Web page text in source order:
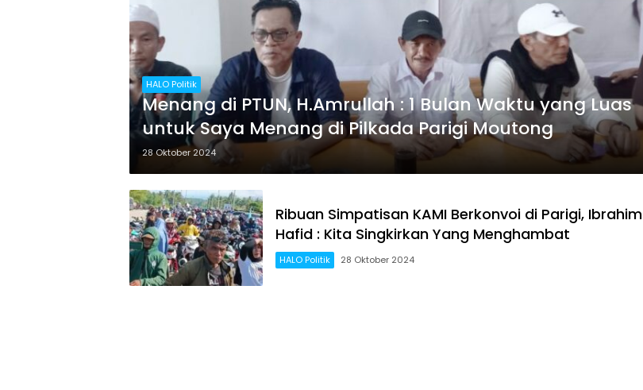
HALO Politik
Menang di PTUN, H.Amrullah : 1 Bulan Waktu yang Luas
untuk Saya Menang di Pilkada Parigi Moutong
28 Oktober 2024
Ribuan Simpatisan KAMI Berkonvoi di Parigi, Ibrahim
Hafid : Kita Singkirkan Yang Menghambat
HALO Politik 28 Oktober 2024